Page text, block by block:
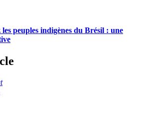
les peuples indigènes du Brésil : une